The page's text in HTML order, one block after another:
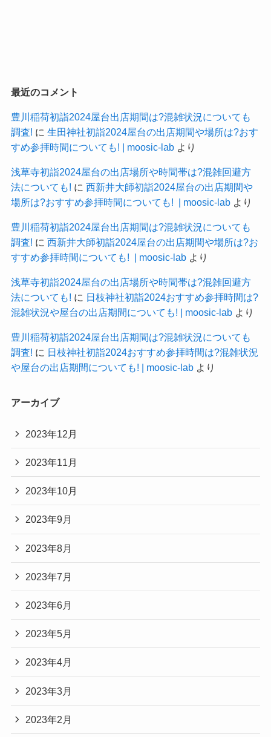
最近のコメント
豊川稲荷初詣2024屋台出店期間は?混雑状況についても
調査! に 生田神社初詣2024屋台の出店期間や場所は?おす
すめ参拝時間についても! | moosic-labより
浅草寺初詣2024屋台の出店場所や時間帯は?混雑回避方
法についても! に 西新井大師初詣2024屋台の出店期間や
場所は?おすすめ参拝時間についても! | moosic-labより
豊川稲荷初詣2024屋台出店期間は?混雑状況についても
調査! に 西新井大師初詣2024屋台の出店期間や場所は?お
すすめ参拝時間についても! | moosic-labより
浅草寺初詣2024屋台の出店場所や時間帯は?混雑回避方
法についても! に 日枝神社初詣2024おすすめ参拝時間は?
混雑状況や屋台の出店期間についても! | moosic-labより
豊川稲荷初詣2024屋台出店期間は?混雑状況についても
調査! に 日枝神社初詣2024おすすめ参拝時間は?混雑状況
や屋台の出店期間についても! | moosic-labより
アーカイブ
2023年12月
2023年11月
2023年10月
2023年9月
2023年8月
2023年7月
2023年6月
2023年5月
2023年4月
2023年3月
2023年2月